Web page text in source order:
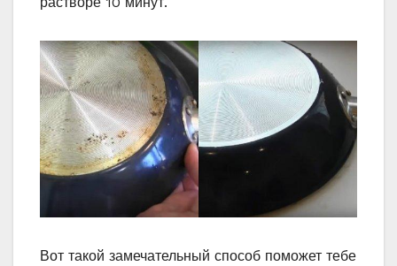
Вот такой замечательный способ поможет тебе